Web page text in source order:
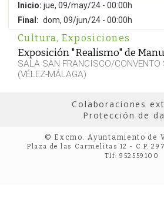
Inicio: jue, 09/may/24 - 00:00h
Final: dom, 09/jun/24 - 00:00h
Cultura, Exposiciones
Exposición "Realismo" de
SALA SAN FRANCISCO/CONVENTO
(VÉLEZ-MÁLAGA)
Colaboraciones
Protección de
© Excmo. Ayuntamiento de
Plaza de las Carmelitas 12 - C.P.
Tlf: 952559100